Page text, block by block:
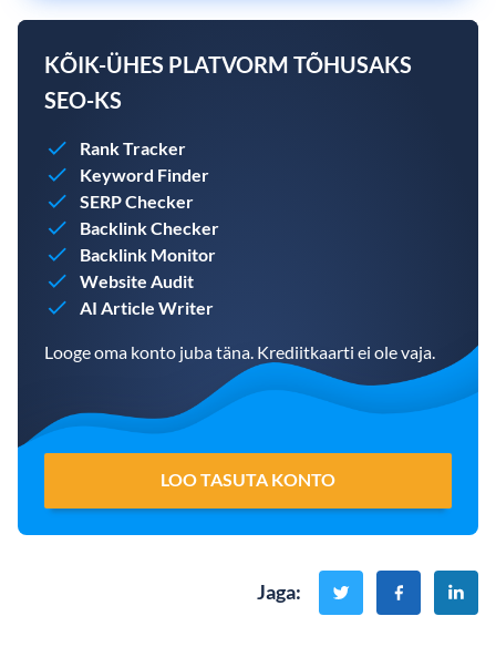
KÕIK-ÜHES PLATVORM TÕHUSAKS
SEO-KS
Rank Tracker
Keyword Finder
SERP Checker
Backlink Checker
Backlink Monitor
Website Audit
AI Article Writer
Looge oma konto juba täna. Krediitkaarti ei ole vaja.
LOO TASUTA KONTO
Jaga: